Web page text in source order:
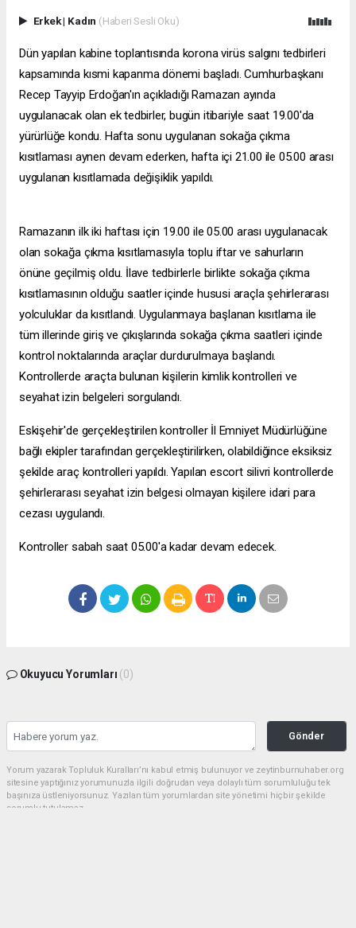
Erkek| Kadın (Haberi Sesli Oku)
Dün yapılan kabine toplantısında korona virüs salgını tedbirleri
kapsamında kısmi kapanma dönemi başladı. Cumhurbaşkanı
Recep Tayyip Erdoğan'ın açıkladığı Ramazan ayında
uygulanacak olan ek tedbirler, bugün itibariyle saat 19.00'da
yürürlüğe kondu. Hafta sonu uygulanan sokağa çıkma
kısıtlaması aynen devam ederken, hafta içi 21.00 ile 05.00 arası
uygulanan kısıtlamada değişiklik yapıldı.
Ramazanın ilk iki haftası için 19.00 ile 05.00 arası uygulanacak
olan sokağa çıkma kısıtlamasıyla toplu iftar ve sahurların
önüne geçilmiş oldu. İlave tedbirlerle birlikte sokağa çıkma
kısıtlamasının olduğu saatler içinde hususi araçla şehirlerarası
yolculuklar da kısıtlandı. Uygulanmaya başlanan kısıtlama ile
tüm illerinde giriş ve çıkışlarında sokağa çıkma saatleri içinde
kontrol noktalarında araçlar durdurulmaya başlandı.
Kontrollerde araçta bulunan kişilerin kimlik kontrolleri ve
seyahat izin belgeleri sorgulandı.
Eskişehir'de gerçekleştirilen kontroller İl Emniyet Müdürlüğüne
bağlı ekipler tarafından gerçekleştirilirken, olabildiğince eksiksiz
şekilde araç kontrolleri yapıldı. Yapılan escort silivri kontrollerde
şehirlerarası seyahat izin belgesi olmayan kişilere idari para
cezası uygulandı.
Kontroller sabah saat 05.00'a kadar devam edecek.
Okuyucu Yorumları (0)
Gönder
Yorum yazarak Topluluk Kuralları’nı kabul etmiş bulunuyor ve zeytinburnuhaber.org
sitesine yaptığınız yorumunuzla ilgili doğrudan veya dolaylı tüm sorumluluğu tek
başınıza üstleniyorsunuz. Yazılan tüm yorumlardan site yönetimi hiçbir şekilde
sorumlu tutulamaz.